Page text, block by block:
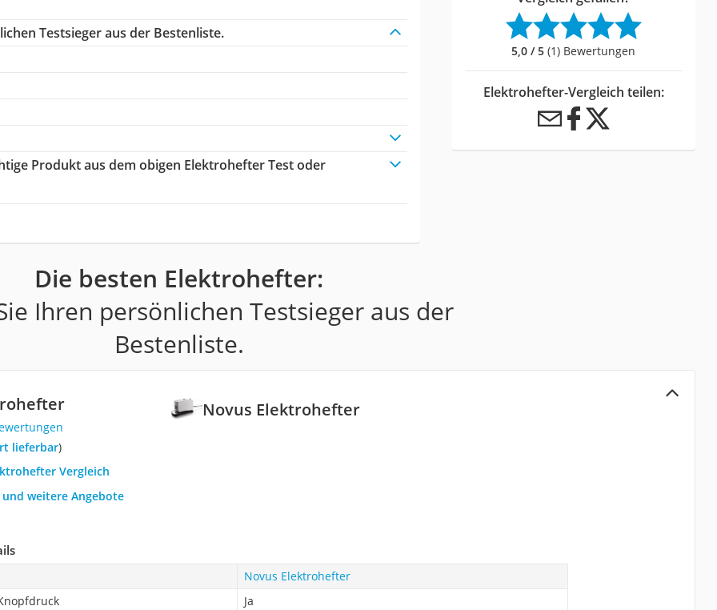
Testsieger aus der Bestenliste.
Produkt aus dem obigen Elektrohefter Test oder
5,0 / 5 (1) Bewertungen
Elektrohefter-Vergleich teilen:
Die besten Elektrohefter:
Ihren persönlichen Testsieger aus der
Bestenliste.
Novus Elektrohefter
lieferbar)
Vergleich
weitere Angebote
Novus Elektrohefter
Ja